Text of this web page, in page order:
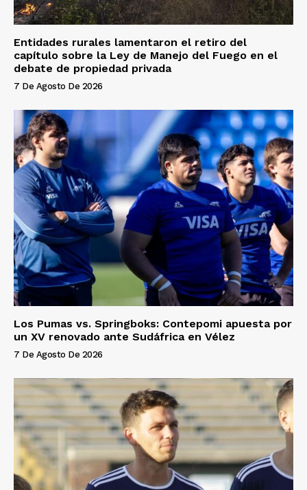
Entidades rurales lamentaron el retiro del
capítulo sobre la Ley de Manejo del Fuego en el
debate de propiedad privada
7 De Agosto De 2026
Los Pumas vs. Springboks: Contepomi apuesta por
un XV renovado ante Sudáfrica en Vélez
7 De Agosto De 2026